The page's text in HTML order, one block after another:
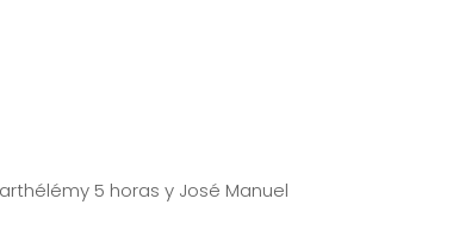
5 horas y José Manuel